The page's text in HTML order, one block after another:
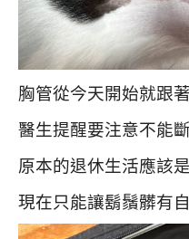
胸管從今天開始就跟
醫生提醒要注意不能
原本的退休生活應該
現在只能讓鬍鬚髒有